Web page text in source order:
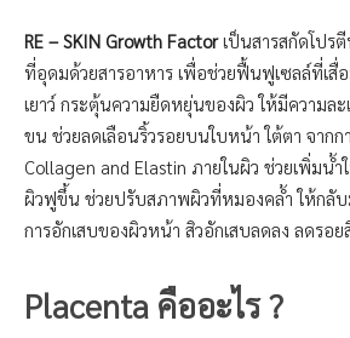
RE – SKIN Growth Factorเป็นสารสกัดโปร
ที่อุดมด้วยสารอาหาร เพื่อช่วยฟื้นฟูเซลล์ที่เ
เยาว์ กระตุ้นความยืดหยุ่นของผิว ให้มีความล
ขน ช่วยลดเลือนริ้วรอยบนใบหน้า ใต้ตา จากก
Collagen and Elastin ภายในผิว ช่วยเพิ่มน้
ผิวฟูขึ้น ช่วยปรับสภาพผิวที่หมองคล้ำ ให้กลับ
การอักเสบของผิวหน้า สิวอักเสบลดลง ลดรอย
Placenta คืออะไร ?